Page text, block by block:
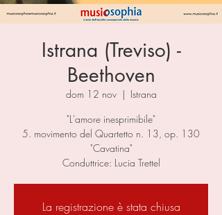
Istrana (Treviso) -
Beethoven
dom 12 nov
  |
Istrana
"L'amore inesprimibile"
5. movimento del Quartetto n. 13, op. 130
"Cavatina"
Conduttrice: Lucia Trettel
La registrazione è stata chiusa